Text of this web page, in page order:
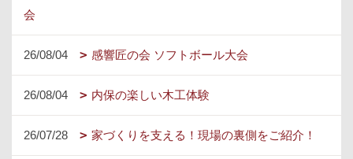
会
26/08/04 感響匠の会 ソフトボール大会
26/08/04 内保の楽しい木工体験
26/07/28 家づくりを支える！現場の裏側をご紹介！